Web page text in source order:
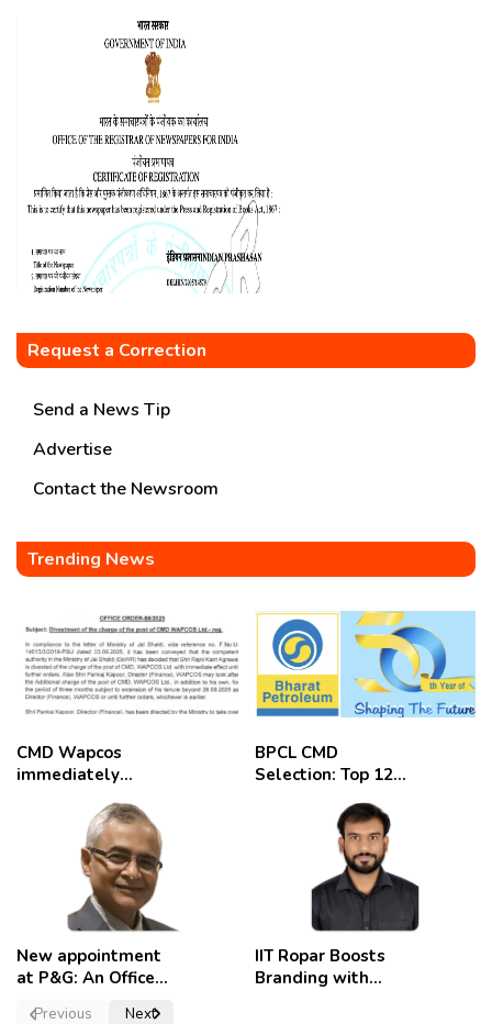
Request a Correction
Send a News Tip
Advertise
Contact the Newsroom
Trending News
CMD Wapcos
immediately
employees
celebrate
BPCL CMD
Selection: Top 12
New appointment
at P&G: An Officer
IIT Ropar Boosts
Branding with
Previous Next